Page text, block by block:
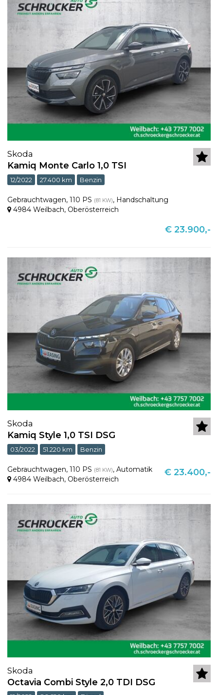
Skoda
Kamiq Monte Carlo 1,0 TSI
12/2022 27.400 km Benzin
Gebrauchtwagen, 110 PS (81 KW), Handschaltung
4984 Weilbach, Oberösterreich
€ 23.900,-
Skoda
Kamiq Style 1,0 TSI DSG
03/2022 51.220 km Benzin
Gebrauchtwagen, 110 PS (81 KW), Automatik
4984 Weilbach, Oberösterreich
€ 23.400,-
Skoda
Octavia Combi Style 2,0 TDI DSG